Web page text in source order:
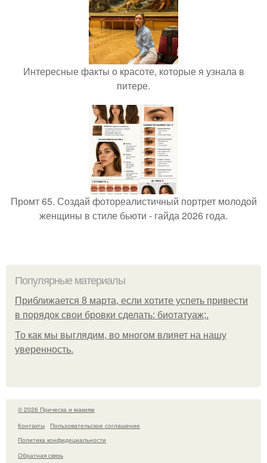
Интересные факты о красоте, которые я узнала в
питере.
Промт 65. Создай фотореалистичный портрет молодой
женщины в стиле бьюти - гайда 2026 года.
Популярные материалы
Приближается 8 марта, если хотите успеть привести
в порядок свои бровки сделать: биотатуаж;.
То как мы выглядим, во многом влияет на нашу
уверенность.
© 2026 Прическа и макияж
Контакты
Пользовательское соглашение
Политика конфидециальности
Обратная связь